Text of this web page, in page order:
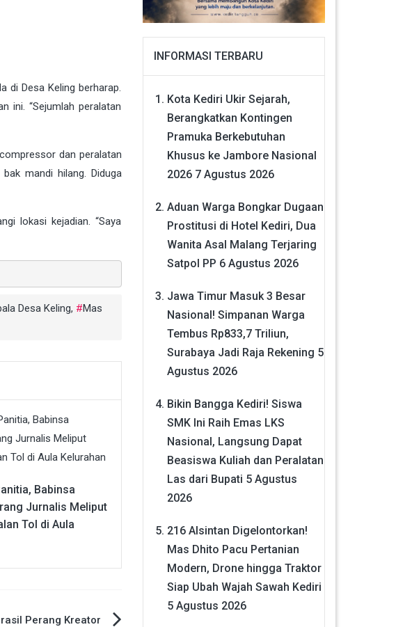
di Desa Keling berharap.
ini. “Sejumlah peralatan
dan peralatan
mandi hilang. Diduga
lokasi kejadian. “Saya
Desa Keling,
Mas
Babinsa
Jurnalis Meliput
Tol di Aula
Perang Kreator
INFORMASI TERBARU
Kota Kediri Ukir Sejarah,
Berangkatkan Kontingen
Pramuka Berkebutuhan
Khusus ke Jambore Nasional
2026 7 Agustus 2026
Aduan Warga Bongkar Dugaan
Prostitusi di Hotel Kediri, Dua
Wanita Asal Malang Terjaring
Satpol PP 6 Agustus 2026
Jawa Timur Masuk 3 Besar
Nasional! Simpanan Warga
Tembus Rp833,7 Triliun,
Surabaya Jadi Raja Rekening 5
Agustus 2026
Bikin Bangga Kediri! Siswa
SMK Ini Raih Emas LKS
Nasional, Langsung Dapat
Beasiswa Kuliah dan Peralatan
Las dari Bupati 5 Agustus
2026
216 Alsintan Digelontorkan!
Mas Dhito Pacu Pertanian
Modern, Drone hingga Traktor
Siap Ubah Wajah Sawah Kediri
5 Agustus 2026